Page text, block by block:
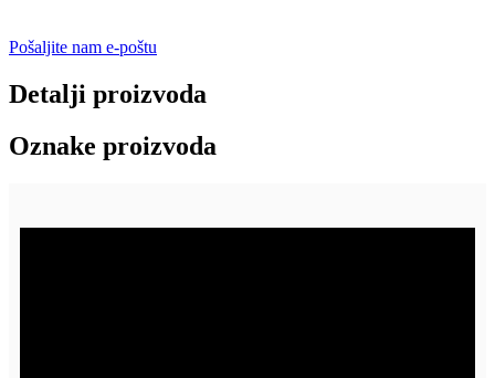
Pošaljite nam e-poštu
Detalji proizvoda
Oznake proizvoda